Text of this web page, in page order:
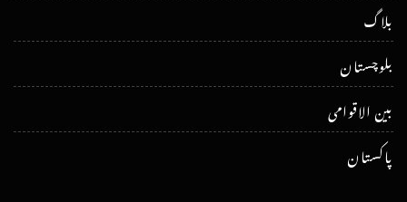
بلاگ
بلوچستان
بین الاقوامی
پاکستان